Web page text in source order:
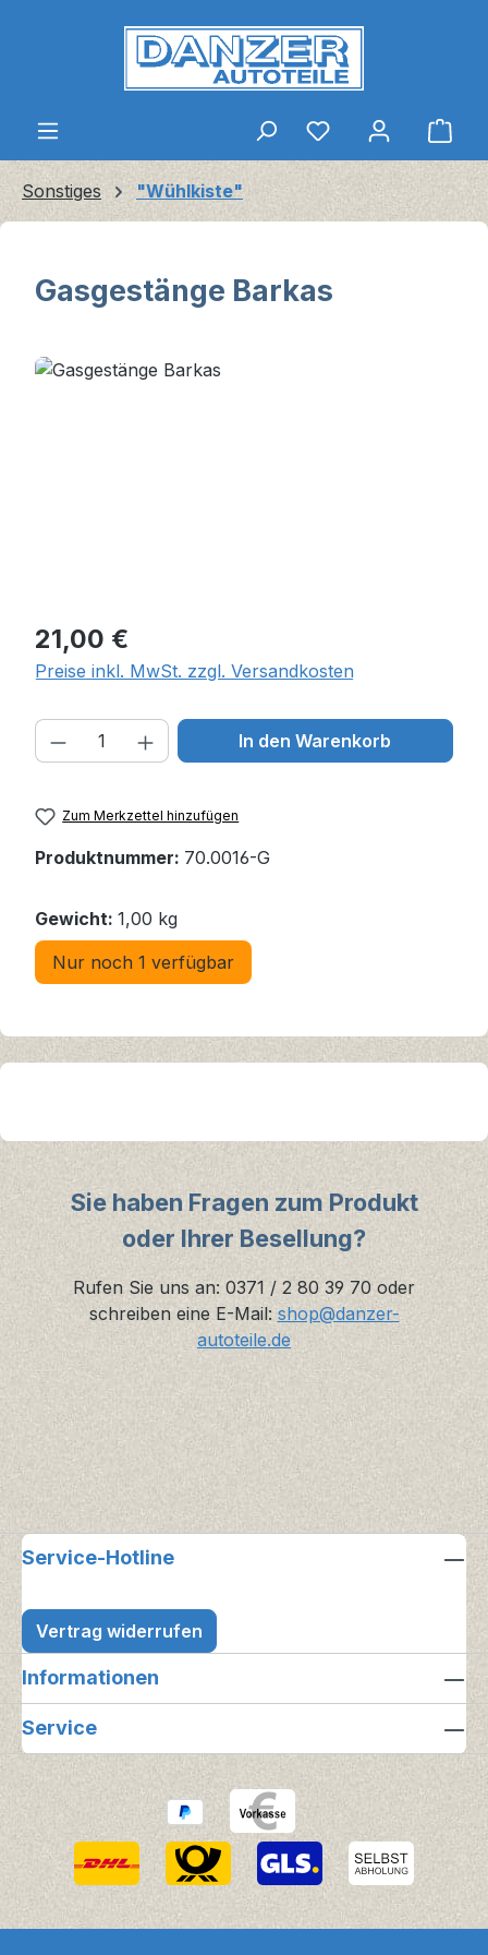
Zum Hauptinhalt springen
Sonstiges "Wühlkiste"
Gasgestänge Barkas
Bildergalerie überspringen
Regulärer Preis:
21,00 €
Preise inkl. MwSt. zzgl. Versandkosten
Produkt Anzahl: Gib den
In den Warenkorb
Zum Merkzettel hinzufügen
Produktnummer: 70.0016-G
Gewicht: 1,00 kg
Nur noch 1 verfügbar
Sie haben Fragen zum Produkt
oder Ihrer Besellung?
Rufen Sie uns an: 0371 / 2 80 39 70 oder
schreiben eine E-Mail:shop@danzer-
autoteile.de
Service-Hotline
Vertrag widerrufen
Informationen
Service